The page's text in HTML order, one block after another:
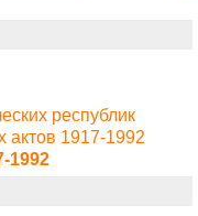
республик
актов 1917-1992
1992